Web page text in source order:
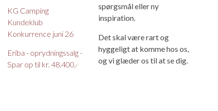
KG Camping
Kundeklub
Konkurrence juni 26
Eriba - oprydningssalg -
Spar op til kr. 48.400,-
spørgsmål eller ny
inspiration.
Det skal være rart og
hyggeligt at komme hos os,
og vi glæder os til at se dig.